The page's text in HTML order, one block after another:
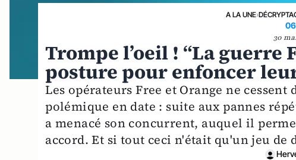
A LA UNE›
30
Trompe l’oeil ! “La guerre
posture pour enfoncer
Les opérateurs Free et Orange ne
polémique en date : suite aux pannes
a menacé son concurrent, auquel il
accord. Et si tout ceci n'était qu'un jeu de